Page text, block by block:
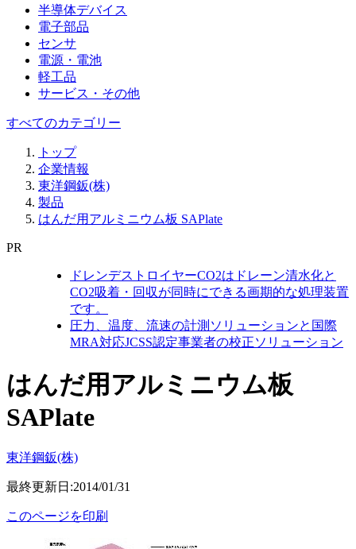
半導体デバイス
電子部品
センサ
電源・電池
軽工品
サービス・その他
すべてのカテゴリー
トップ
企業情報
東洋鋼鈑(株)
製品
はんだ用アルミニウム板 SAPlate
PR
ドレンデストロイヤーCO2はドレーン清水化と
CO2吸着・回収が同時にできる画期的な処理装置
です。
圧力、温度、流速の計測ソリューションと国際
MRA対応JCSS認定事業者の校正ソリューション
はんだ用アルミニウム板
SAPlate
東洋鋼鈑(株)
最終更新日:2014/01/31
このページを印刷